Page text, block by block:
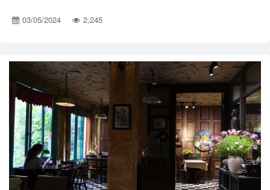
03/05/2024 2,245